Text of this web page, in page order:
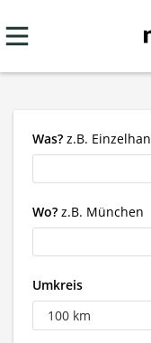
Was? z.B.
Wo? z.B. München
Umkreis